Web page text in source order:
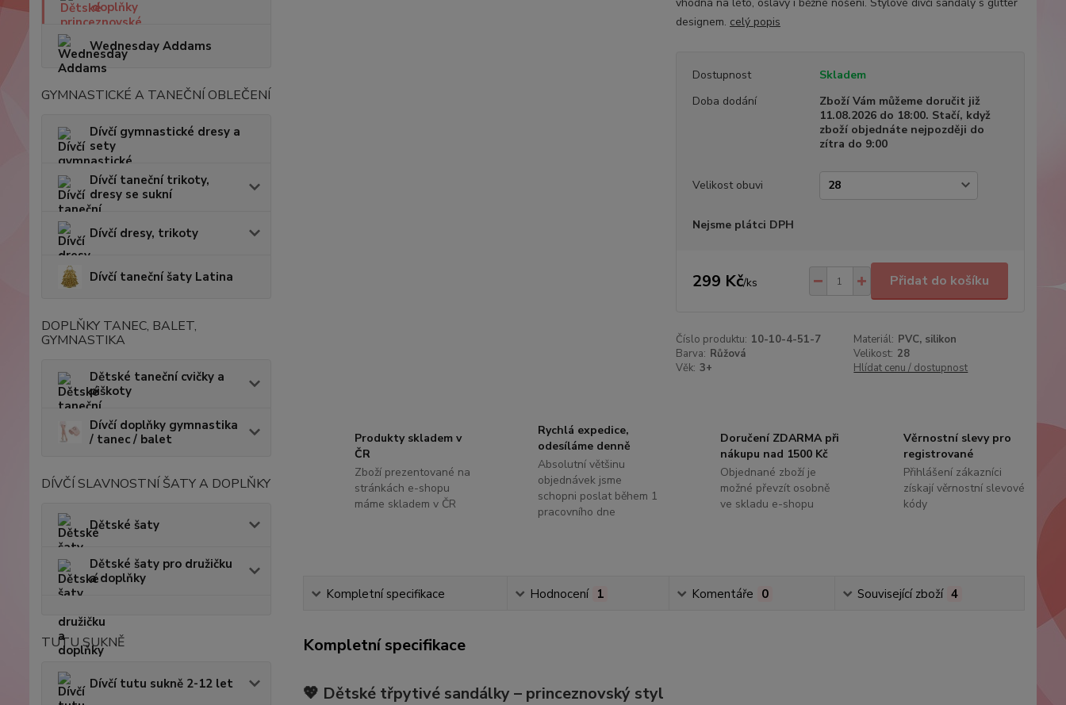
doplňky
Wednesday Addams
GYMNASTICKÉ A TANEČNÍ OBLEČENÍ
Dívčí gymnastické dresy a
sety
Dívčí taneční trikoty,
dresy se sukní
Dívčí dresy, trikoty
Dívčí taneční šaty Latina
DOPLŇKY TANEC, BALET,
GYMNASTIKA
Dětské taneční cvičky a
piškoty
Dívčí doplňky gymnastika
/ tanec / balet
DÍVČÍ SLAVNOSTNÍ ŠATY A DOPLŇKY
Dětské šaty
Dětské šaty pro družičku
a doplňky
TUTU SUKNĚ
Dívčí tutu sukně 2-12 let
designem. celý popis
Dostupnost
Skladem
Doba dodání
Zboží Vám můžeme doručit již
11.08.2026 do 18:00. Stačí, když
zboží objednáte nejpozději do
zítra do 9:00
Velikost obuvi
Nejsme plátci DPH
299 Kč/ks Přidat do košíku
Číslo produktu: 10-10-4-51-7 Materiál: PVC, silikon
Barva: Růžová Velikost: 28
Věk: 3+ Hlídat cenu / dostupnost
Produkty skladem v
ČR
Zboží prezentované na
stránkách e-shopu
máme skladem v ČR
Rychlá expedice,
odesíláme denně
Absolutní většinu
objednávek jsme
schopni poslat během 1
pracovního dne
Doručení ZDARMA při
nákupu nad 1500 Kč
Objednané zboží je
možné převzít osobně
ve skladu e-shopu
Věrnostní slevy pro
registrované
Přihlášení zákazníci
získají věrnostní slevové
kódy
Kompletní specifikace Hodnocení 1 Komentáře 0 Související zboží 4
Kompletní specifikace
💖 Dětské třpytivé sandálky – princeznovský styl